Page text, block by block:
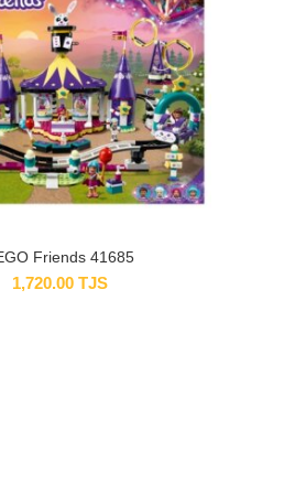
Friends 41685
1,720.00 TJS